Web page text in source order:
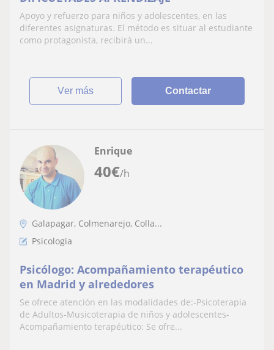
Apoyo y refuerzo para niños y adolescentes, en las
diferentes asignaturas. El método es situar al estudiante
como protagonista, recibirá un...
ver más Contactar
40€/h
Enrique
Galapagar, Colmenarejo, Colla...
Psicologia
Psicólogo: Acompañamiento terapéutico
en Madrid y alrededores
Se ofrece atención en las modalidades de:-Psicoterapia
de Adultos-Musicoterapia de niños y adolescentes-
Acompañamiento terapéutico: Se ofre...